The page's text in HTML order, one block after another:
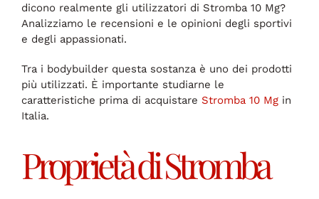
dicono realmente gli utilizzatori di Stromba 10 Mg?
Analizziamo le recensioni e le opinioni degli sportivi
e degli appassionati.
Tra i bodybuilder questa sostanza è uno dei prodotti
più utilizzati. È importante studiarne le
caratteristiche prima di acquistare Stromba 10 Mg in
Italia.
Proprietà di Stromba